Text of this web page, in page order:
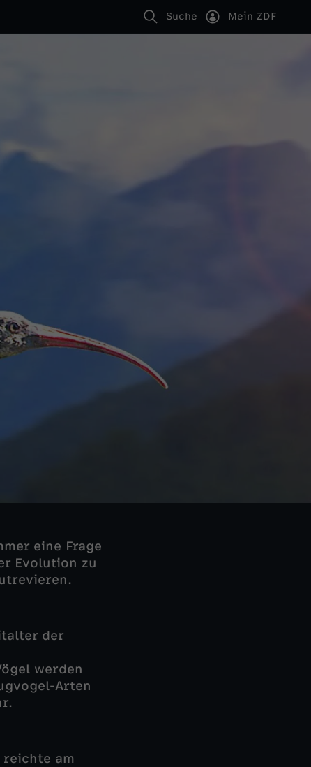
Suche Mein ZDF
eine Frage
Evolution zu
der
werden
Arten
reichte am